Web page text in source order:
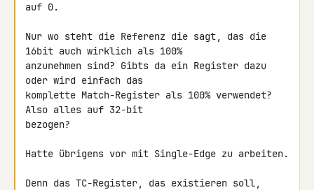
auf 0.
Nur wo steht die Referenz die sagt, das die
16bit auch wirklich als 100%
anzunehmen sind? Gibts da ein Register dazu
oder wird einfach das
komplette Match-Register als 100% verwendet?
Also alles auf 32-bit
bezogen?
Hatte übrigens vor mit Single-Edge zu arbeiten.
Denn das TC-Register, das existieren soll,